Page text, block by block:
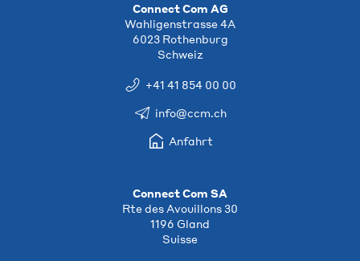
Connect Com AG
Wahligenstrasse 4A
6023 Rothenburg
Schweiz
+41 41 854 00 00
info@ccm.ch
Anfahrt
Connect Com SA
Rte des Avouillons 30
1196 Gland
Suisse